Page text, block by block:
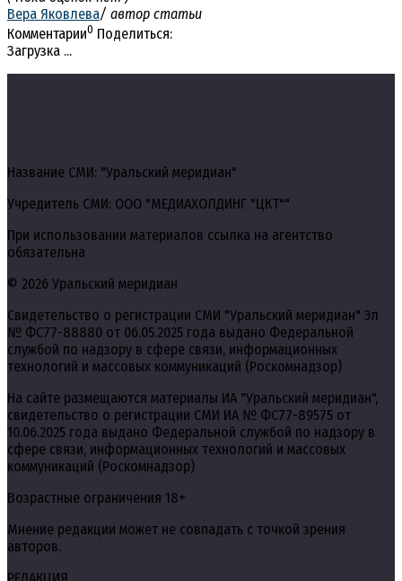
Вера Яковлева/ автор статьи
Комментарии0 Поделиться:
Загрузка ...
Название СМИ: "Уральский меридиан"
Учредитель СМИ: ООО "МЕДИАХОЛДИНГ "ЦКТ""
При использовании материалов ссылка на агентство
обязательна
© 2026 Уральский меридиан
Свидетельство о регистрации СМИ "Уральский меридиан" Эл
№ ФС77-88880 от 06.05.2025 года выдано Федеральной
службой по надзору в сфере связи, информационных
технологий и массовых коммуникаций (Роскомнадзор)
На сайте размещаются материалы ИА "Уральский меридиан",
свидетельство о регистрации СМИ ИА № ФС77-89575 от
10.06.2025 года выдано Федеральной службой по надзору в
сфере связи, информационных технологий и массовых
коммуникаций (Роскомнадзор)
Возрастные ограничения 18+
Мнение редакции может не совпадать с точкой зрения
авторов.